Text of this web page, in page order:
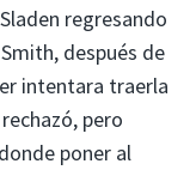
regresando
después de
intentara traerla
pero
poner al